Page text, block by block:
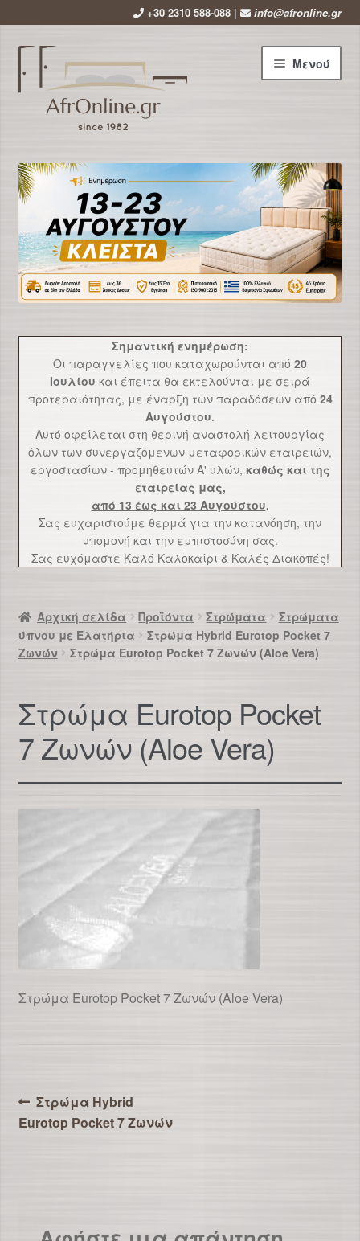
+30 2310 588-088 | info@afronline.gr
Απευθείας
μετάβαση
στην
πλοήγηση
Μετάβαση
σε
περιεχόμενο
Μενού
Εταιρεία
Προϊόντα
υπό-
μενού
Χρήσιμα
Επικοινωνία
Σημαντική ενημέρωση:
Οι παραγγελίες που καταχωρούνται από 20
Ιουλίου και έπειτα θα εκτελούνται με σειρά
προτεραιότητας, με έναρξη των παραδόσεων από 24
Αυγούστου.
Αυτό οφείλεται στη θερινή αναστολή λειτουργίας
όλων των συνεργαζόμενων μεταφορικών εταιρειών,
εργοστασίων - προμηθευτών Α' υλών, καθώς και της
εταιρείας μας,
από 13 έως και 23 Αυγούστου.
Σας ευχαριστούμε θερμά για την κατανόηση, την
υπομονή και την εμπιστοσύνη σας.
Σας ευχόμαστε Καλό Καλοκαίρι & Καλές Διακοπές!
Αρχική σελίδα Προϊόντα Στρώματα
Στρώματα
ύπνου με Ελατήρια
Στρώμα Hybrid Eurotop Pocket 7
Ζωνών
Στρώμα Eurotop Pocket 7 Ζωνών (Aloe Vera)
Στρώμα Eurotop Pocket
7 Ζωνών (Aloe Vera)
Στρώμα Eurotop Pocket 7 Ζωνών (Aloe Vera)
Πλοήγηση
άρθρων
Προηγούμενο
άρθρο:
Στρώμα Hybrid
Eurotop Pocket 7 Ζωνών